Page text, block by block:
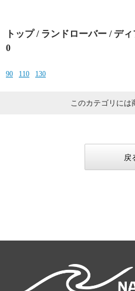
トップ/ ランドローバー / デ
0
90 110 130
このカテゴリには
戻